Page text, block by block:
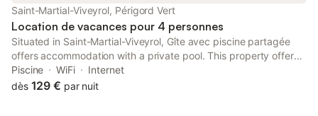
Saint-Martial-Viveyrol, Périgord Vert
Location de vacances pour 4 personnes
Situated in Saint-Martial-Viveyrol, Gîte avec piscine partagée
offers accommodation with a private pool. This property offers
access to a terrace, free private parking and free WiFi.
Piscine WiFi
Internet
dès 129 € par nuit